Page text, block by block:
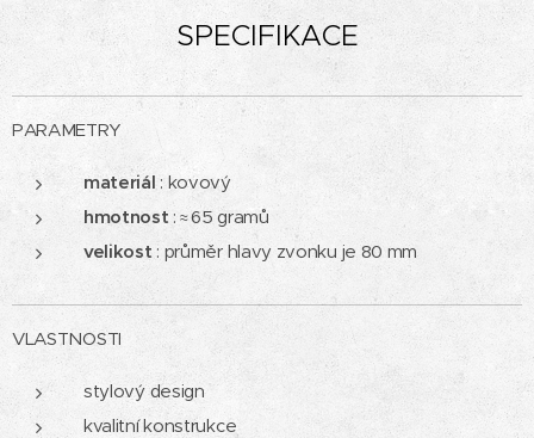
SPECIFIKACE
PARAMETRY
materiál : kovový
hmotnost : ≈65 gramů
velikost : průměr hlavy zvonku je 80 mm
VLASTNOSTI
stylový design
kvalitní konstrukce